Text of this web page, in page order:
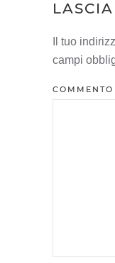
Il tuo
campi
COMMENTO